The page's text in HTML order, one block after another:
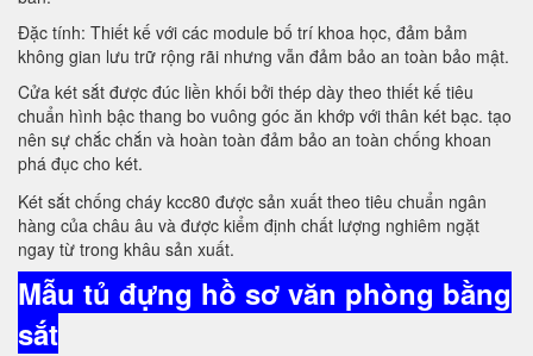
Đặc tính: Thiết kế với các module bố trí khoa học, đảm bảm
không gian lưu trữ rộng rãi nhưng vẫn đảm bảo an toàn bảo mật.
Cửa két sắt được đúc liền khối bởi thép dày theo thiết kế tiêu
chuẩn hình bậc thang bo vuông góc ăn khớp với thân két bạc. tạo
nên sự chắc chắn và hoàn toàn đảm bảo an toàn chống khoan
phá đục cho két.
Két sắt chống cháy kcc80 được sản xuất theo tiêu chuẩn ngân
hàng của châu âu và được kiểm định chất lượng nghiêm ngặt
ngay từ trong khâu sản xuất.
Mẫu tủ đựng hồ sơ văn phòng bằng
sắt